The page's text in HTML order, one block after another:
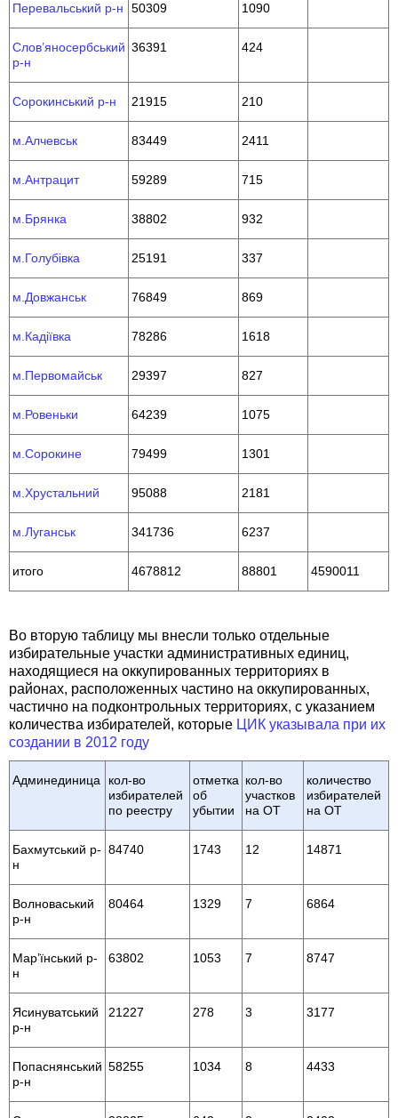
Перевальський р-н 50309 1090
Слов’яносербський
р-н
36391 424
Сорокинський р-н 21915 210
м.Алчевськ 83449 2411
м.Антрацит 59289 715
м.Брянка 38802 932
м.Голубівка 25191 337
м.Довжанськ 76849 869
м.Кадіївка 78286 1618
м.Первомайськ 29397 827
м.Ровеньки 64239 1075
м.Сорокине 79499 1301
м.Хрустальний 95088 2181
м.Луганськ 341736 6237
итого 4678812 88801 4590011
Во вторую таблицу мы внесли только отдельные
избирательные участки административных единиц,
находящиеся на оккупированных территориях в
районах, расположенных частино на оккупированных,
частично на подконтрольных территориях, с указанием
количества избирателей, которые ЦИК указывала при их
создании в 2012 году
Админединица
кол-во
избирателей
по реестру
отметка
об
убытии
кол-во
участков
на ОТ
количество
избирателей
на ОТ
Бахмутський р-
н
84740 1743 12 14871
Волноваський
р-н
80464 1329 7 6864
Мар’їнський р-
н
63802 1053 7 8747
Ясинуватський
р-н
21227 278 3 3177
Попаснянський
р-н
58255 1034 8 4433